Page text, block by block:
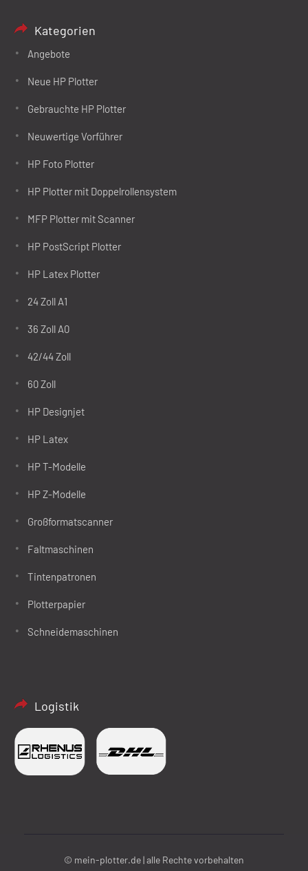
Kategorien
Angebote
Neue HP Plotter
Gebrauchte HP Plotter
Neuwertige Vorführer
HP Foto Plotter
HP Plotter mit Doppelrollensystem
MFP Plotter mit Scanner
HP PostScript Plotter
HP Latex Plotter
24 Zoll A1
36 Zoll A0
42/44 Zoll
60 Zoll
HP Designjet
HP Latex
HP T-Modelle
HP Z-Modelle
Großformatscanner
Faltmaschinen
Tintenpatronen
Plotterpapier
Schneidemaschinen
Logistik
© mein-plotter.de | alle Rechte vorbehalten